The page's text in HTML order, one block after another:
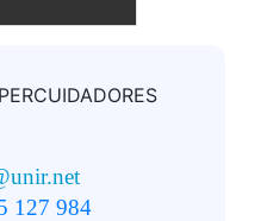
127 984